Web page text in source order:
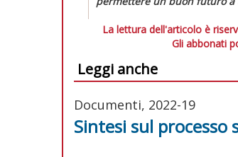
La lettura dell'articolo è
Gli abbonati
Leggi anche
Documenti, 2022-19
Sintesi sul processo